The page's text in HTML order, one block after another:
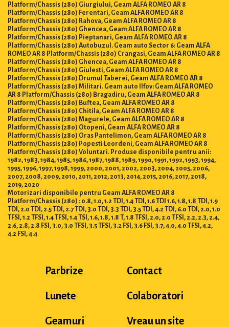
Platform/Chassis (280) Giurgiului, Geam ALFA ROMEO AR 8
Platform/Chassis (280) Ferentari, Geam ALFA ROMEO AR 8
Platform/Chassis (280) Rahova, Geam ALFA ROMEO AR 8
Platform/Chassis (280) Ghencea, Geam ALFA ROMEO AR 8
Platform/Chassis (280) Pieptanari, Geam ALFA ROMEO AR 8
Platform/Chassis (280) Autobuzul. Geam auto Sector 6: Geam ALFA
ROMEO AR 8 Platform/Chassis (280) Crangasi, Geam ALFA ROMEO AR 8
Platform/Chassis (280) Ghencea, Geam ALFA ROMEO AR 8
Platform/Chassis (280) Giulesti, Geam ALFA ROMEO AR 8
Platform/Chassis (280) Drumul Taberei, Geam ALFA ROMEO AR 8
Platform/Chassis (280) Militari. Geam auto Ilfov: Geam ALFA ROMEO
AR 8 Platform/Chassis (280) Bragadiru, Geam ALFA ROMEO AR 8
Platform/Chassis (280) Buftea, Geam ALFA ROMEO AR 8
Platform/Chassis (280) Chitila, Geam ALFA ROMEO AR 8
Platform/Chassis (280) Magurele, Geam ALFA ROMEO AR 8
Platform/Chassis (280) Otopeni, Geam ALFA ROMEO AR 8
Platform/Chassis (280) Oras Pantelimon, Geam ALFA ROMEO AR 8
Platform/Chassis (280) Popesti Leordeni, Geam ALFA ROMEO AR 8
Platform/Chassis (280) Voluntari. Produse disponibile pentru anii:
1982, 1983, 1984, 1985, 1986, 1987, 1988, 1989, 1990, 1991, 1992, 1993, 1994,
1995, 1996, 1997, 1998, 1999, 2000, 2001, 2002, 2003, 2004, 2005, 2006,
2007, 2008, 2009, 2010, 2011, 2012, 2013, 2014, 2015, 2016, 2017, 2018,
2019, 2020
Motorizari disponibile pentru Geam ALFA ROMEO AR 8
Platform/Chassis (280) : 0.8, 1.0, 1.2 TDI, 1.4 TDI, 1.6 TDI 1.6, 1.8, 1.8 TDI, 1.9
TDI, 2.0 TDI, 2.5 TDI, 2.7 TDI, 3.0 TDI, 3.3 TDI, 3.5 TDI, 4.2 TDI, 6.0 TDI, 2.0, 1.0
TFSI, 1.2 TFSI, 1.4 TFSI, 1.4 TSI, 1.6, 1.8, 1.8 T, 1.8 TFSI, 2.0, 2.0 TFSI, 2.2, 2.3, 2.4,
2.6, 2.8, 2.8 FSI, 3.0, 3.0 TFSI, 3.5 TFSI, 3.2 FSI, 3.6 FSI, 3.7, 4.0, 4.0 TFSI, 4.2,
4.2 FSI, 4.4
Parbrize
Lunete
Geamuri
Contact
Colaboratori
Vreau un site